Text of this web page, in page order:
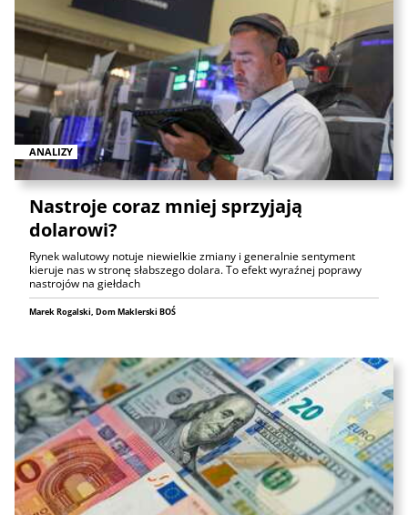
ANALIZY
Nastroje coraz mniej sprzyjają
dolarowi?
Rynek walutowy notuje niewielkie zmiany i generalnie sentyment
kieruje nas w stronę słabszego dolara. To efekt wyraźnej poprawy
nastrojów na giełdach
Marek Rogalski, Dom Maklerski BOŚ